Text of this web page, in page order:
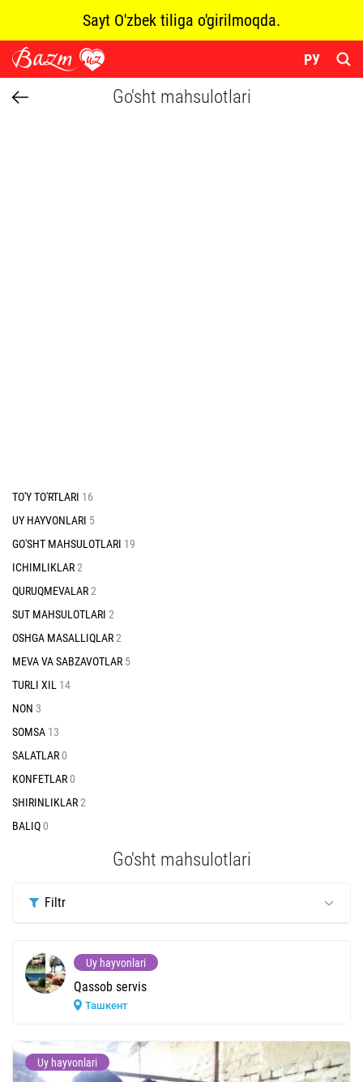
Sayt O'zbek tiliga o'girilmoqda.
РУ
Go'sht mahsulotlari
TO'Y TO'RTLARI 16
UY HAYVONLARI 5
GO'SHT MAHSULOTLARI 19
ICHIMLIKLAR2
QURUQMEVALAR2
SUT MAHSULOTLARI 2
OSHGA MASALLIQLAR2
MEVA VA SABZAVOTLAR 5
TURLI XIL 14
NON 3
SOMSA 13
SALATLAR0
KONFETLAR0
SHIRINLIKLAR2
BALIQ0
Go'sht mahsulotlari
Filtr
Uy hayvonlari
Qassob servis
Ташкент
Uy hayvonlari